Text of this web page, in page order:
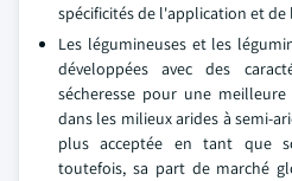
spécificités de l'application et de
Les légumineuses et les
développées avec des
sécheresse pour une
dans les milieux arides à semi-
plus acceptée en tant que
toutefois, sa part de marché